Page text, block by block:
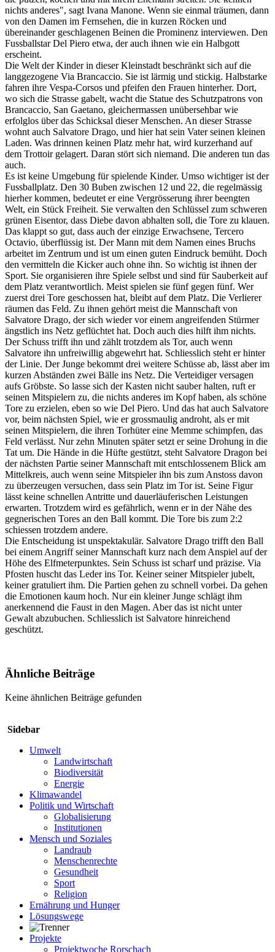
nichts anderes", sagt Ivana Manone. Wenn sie einmal träumen, dann
von den Damen im Fernsehen, die in kurzen Röcken und
übereinander geschlagenen Beinen die Prominenz interviewen. Den
Fussballstar Del Piero etwa, der auch ihnen wie ein Halbgott
erscheint.
Die Welt der Kinder in dieser Kleinstadt beschränkt sich auf die
langgezogene Via Brancaccio. Sie ist lärmig und stickig. Halbstarke
fahren ihre Vespa-Corsos und pfeifen den Frauen hinterher. Dort,
wo sich die Strasse gabelt, wacht die Statue des Schutzpatrons von
Brancaccio, San Gaetano, gleichermassen unübersehbar wie
erfolglos über das Schicksal dieser Menschen. An dieser Strasse
wohnt auch Salvatore Drago, und hier hat sein Vater seinen kleinen
Laden. Was drinnen keinen Platz mehr hat, wird kurzerhand auf
dem Trottoir gelagert. Daran stört sich niemand. Die anderen tun das
auch.
Es ist keine Umgebung für spielende Kinder. Umso wichtiger ist der
Fussballplatz. Den 30 Buben zwischen 12 und 22, die regelmässig
hierher kommen, bedeutet er eine Vergrösserung ihrer beengten
Welt, ein Stück Freiheit. Sie verwalten den Schlüssel zum schweren
grünen Eisentor, dass Diebe davon abhalten soll, die Tore zu klauen.
Das klappt so gut, dass auch der einzige Erwachsene, Tercero
Octavio, überflüssig ist. Der Mann mit dem Namen eines Bruchs
arbeitet im Zentrum und ist um einen guten Eindruck bemüht. Doch
den vermitteln die Kicker auch ohne ihn. So wichtig ist ihnen der
Sport. Sie organisieren ihre Spiele selbst und sind für Sauberkeit auf
dem Platz verantwortlich. Meist spielen sie fünf gegen fünf. Wer
zuerst drei Tore geschossen hat, bleibt auf dem Platz. Die Verlierer
räumen das Feld. Zu ihnen gehört meist die Mannschaft von
Salvatore Drago, der sich wieder vor einem angreifenden Stürmer
ängstlich ins Netz geflüchtet hat. Doch auch dies hilft ihm nichts.
Der Schuss trifft ihn und zählt trotzdem als Tor, auch wenn
Salvatore ihn unfreiwillig abgewehrt hat. Schliesslich steht er hinter
der Linie. Der Junge bekommt drei weitere Schüsse ab, lässt aber im
kurzen Abständen zwei Bälle ins Netz. Die Verteidiger versagen
aufs Gröbste. So lasse sich der Kasten nicht sauber halten, ruft er
seinen Mitspielern zu, die nichts anderes im Kopf haben, als schöne
Tore zu erzielen, eben so wie Del Piero. Und das hat auch Salvatore
vor, beim nächsten Spiel, wie er grossmaulig androht, als er mit
seinen Mitspielern, die ihren Torhüter eine Memme schimpfen, das
Feld verlässt. Nur zehn Minuten später setzt er seine Drohung in die
Tat um. Die Hände in die Hüfte gestützt, steht Salvatore Dragon bei
der nächsten Partie seiner Mannschaft mit entschlossenem Blick am
Mittelkreis, auch wenn seine Mitspieler ihn bis zum Anstoss davon
zu überzeugen versuchen, dass sein Platz im Tor ist. Seine Figur
lässt keine schnellen Antritte und dauerläuferischen Leistungen
erwarten. Trotzdem wird es gefährlich, wenn er in der Nähe des
gegnerischen Tores an den Ball kommt. Die Tore bis zum 2:2
schiessen trotzdem andere.
Die Entscheidung ist unspektakulär. Salvatore Drago trifft den Ball
bei einem Angriff seiner Mannschaft kurz nach dem Anspiel auf der
Höhe des Elfmeterpunktes. Sein Schuss ist scharf und präzise. Via
Pfosten huscht das Leder ins Tor. Keiner seiner Mitspieler jubelt,
keiner gratuliert ihm. Die Partien gehen zu schnell vorbei. Da gehen
die Emotionen kaum hoch. Nur ein kleiner Junge schlägt ihm
anerkennend die Faust in den Magen. Aber das ist nicht unter
Gewalt abzubuchen. Schliesslich ist Salvatore hinreichend
geschützt.
Ähnliche Beiträge
Keine ähnlichen Beiträge gefunden
Sidebar
Umwelt
Landwirtschaft
Biodiversität
Energie
Klimawandel
Politik und Wirtschaft
Globalisierung
Institutionen
Mensch und Soziales
Landraub
Menschenrechte
Gesundheit
Sport
Religion
Ernährung und Hunger
Lösungswege
Projekte
Projektwoche Rorschach